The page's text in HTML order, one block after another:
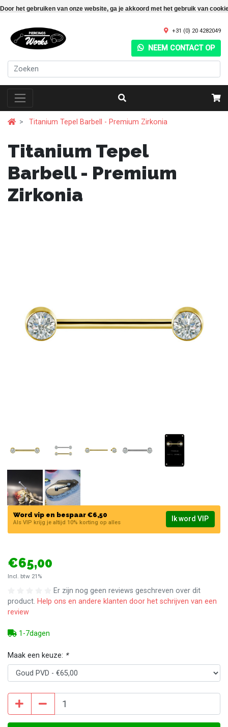
Door het gebruiken van onze website, ga je akkoord met het gebruik van
+31 (0) 20 4282049
NEEM CONTACT OP
Titanium Tepel Barbell - Premium Zirkonia
Titanium Tepel
Barbell - Premium
Zirkonia
Word vip en bespaar €6,50
Als VIP krijg je altijd 10% korting op alles Ik word VIP
€65,00
Incl. btw 21%
Er zijn nog geen reviews geschreven over dit
product. Help ons en andere klanten door het schrijven van een
review
1-7dagen
Maak een keuze: *